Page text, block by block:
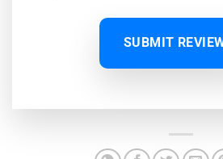
SUBMIT